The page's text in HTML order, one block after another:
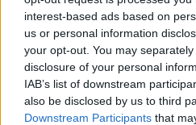
interest-based ads based on
us or personal information
your opt-out. You may
disclosure of your personal
IAB’s list of downstream
also be disclosed by us to third
Downstream Participants that
DIFFUSIONE
Seleziona...